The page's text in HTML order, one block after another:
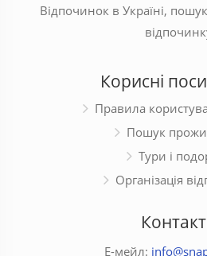
Відпочинок в Україні,
Корисні
Правила
Пошук
Тури і
Організація
Е-мейл: